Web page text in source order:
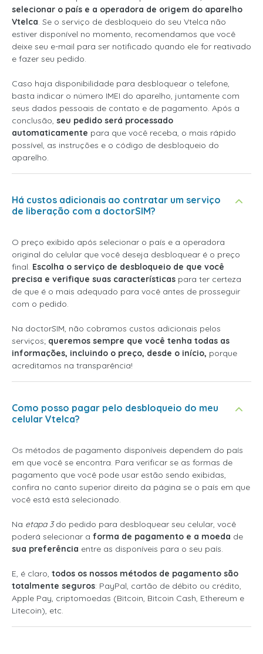
selecionar o país e a operadora de origem do aparelho
Vtelca. Se o serviço de desbloqueio do seu Vtelca não
estiver disponível no momento, recomendamos que você
deixe seu e-mail para ser notificado quando ele for reativado
e fazer seu pedido.
Caso haja disponibilidade para desbloquear o telefone,
basta indicar o número IMEI do aparelho, juntamente com
seus dados pessoais de contato e de pagamento. Após a
conclusão, seu pedido será processado
automaticamente para que você receba, o mais rápido
possível, as instruções e o código de desbloqueio do
aparelho.
Há custos adicionais ao contratar um serviço
de liberação com a doctorSIM?
O preço exibido após selecionar o país e a operadora
original do celular que você deseja desbloquear é o preço
final. Escolha o serviço de desbloqueio de que você
precisa e verifique suas características para ter certeza
de que é o mais adequado para você antes de prosseguir
com o pedido.
Na doctorSIM, não cobramos custos adicionais pelos
serviços; queremos sempre que você tenha todas as
informações, incluindo o preço, desde o início, porque
acreditamos na transparência!
Como posso pagar pelo desbloqueio do meu
celular Vtelca?
Os métodos de pagamento disponíveis dependem do país
em que você se encontra. Para verificar se as formas de
pagamento que você pode usar estão sendo exibidas,
confira no canto superior direito da página se o país em que
você está está selecionado.
Na etapa 3do pedido para desbloquear seu celular, você
poderá selecionar a forma de pagamento e a moeda de
sua preferência entre as disponíveis para o seu país.
E, é claro, todos os nossos métodos de pagamento são
totalmente seguros: PayPal, cartão de débito ou crédito,
Apple Pay, criptomoedas (Bitcoin, Bitcoin Cash, Ethereum e
Litecoin), etc.